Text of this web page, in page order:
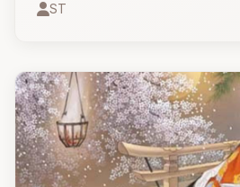
cảm gia đình, lòng dũng
những vì sao và cả ngọn núi
lấy các anh.
ST